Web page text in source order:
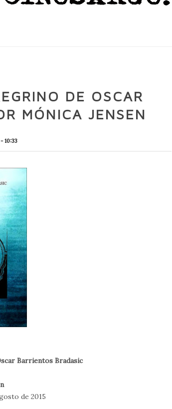
DE OSCAR
MÓNICA JENSEN
- 10:33
Barrientos Bradasic
de 2015